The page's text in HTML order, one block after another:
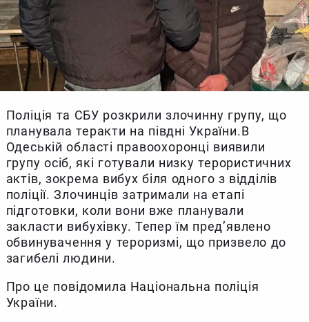
Поліція та СБУ розкрили злочинну групу, що
планувала теракти на півдні України.В
Одеській області правоохоронці виявили
групу осіб, які готували низку терористичних
актів, зокрема вибух біля одного з відділів
поліції. Злочинців затримали на етапі
підготовки, коли вони вже планували
закласти вибухівку. Тепер їм пред’явлено
обвинувачення у тероризмі, що призвело до
загибелі людини.
Про це повідомила Національна поліція
України.